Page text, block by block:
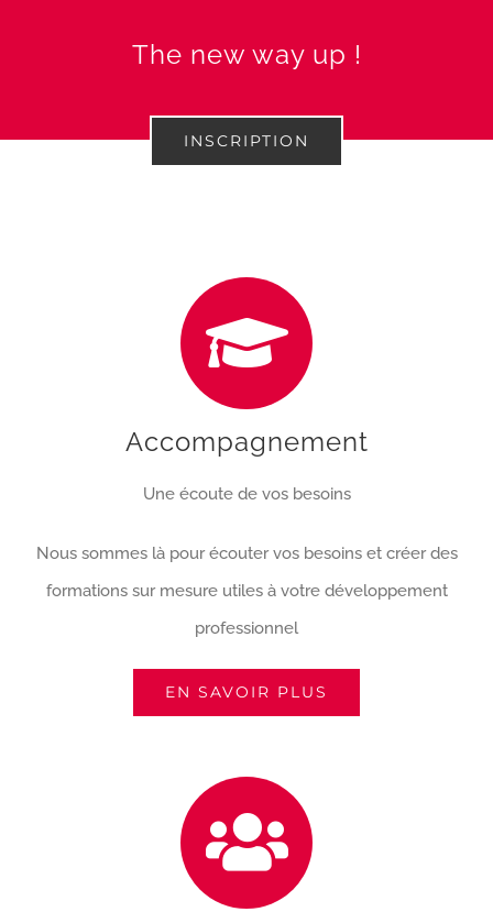
The new way up !
INSCRIPTION
Accompagnement
Une écoute de vos besoins
Nous sommes là pour écouter vos besoins et créer des
formations sur mesure utiles à votre développement
professionnel
EN SAVOIR PLUS